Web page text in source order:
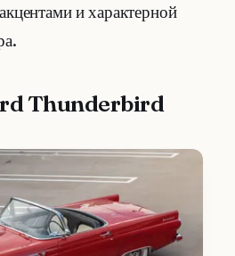
и характерной
Thunderbird